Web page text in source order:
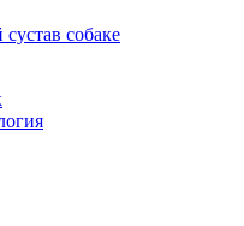
собаке